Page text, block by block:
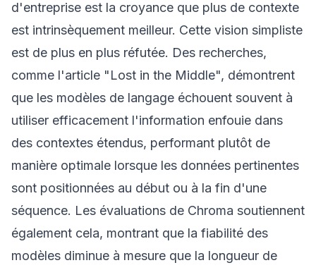
d'entreprise est la croyance que plus de contexte
est intrinsèquement meilleur. Cette vision simpliste
est de plus en plus réfutée. Des recherches,
comme l'article "Lost in the Middle", démontrent
que les modèles de langage échouent souvent à
utiliser efficacement l'information enfouie dans
des contextes étendus, performant plutôt de
manière optimale lorsque les données pertinentes
sont positionnées au début ou à la fin d'une
séquence. Les évaluations de Chroma soutiennent
également cela, montrant que la fiabilité des
modèles diminue à mesure que la longueur de